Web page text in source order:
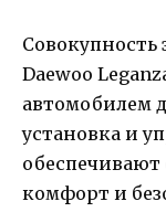
Совокупность
Daewoo
автомобилем
установка и
комфорт и